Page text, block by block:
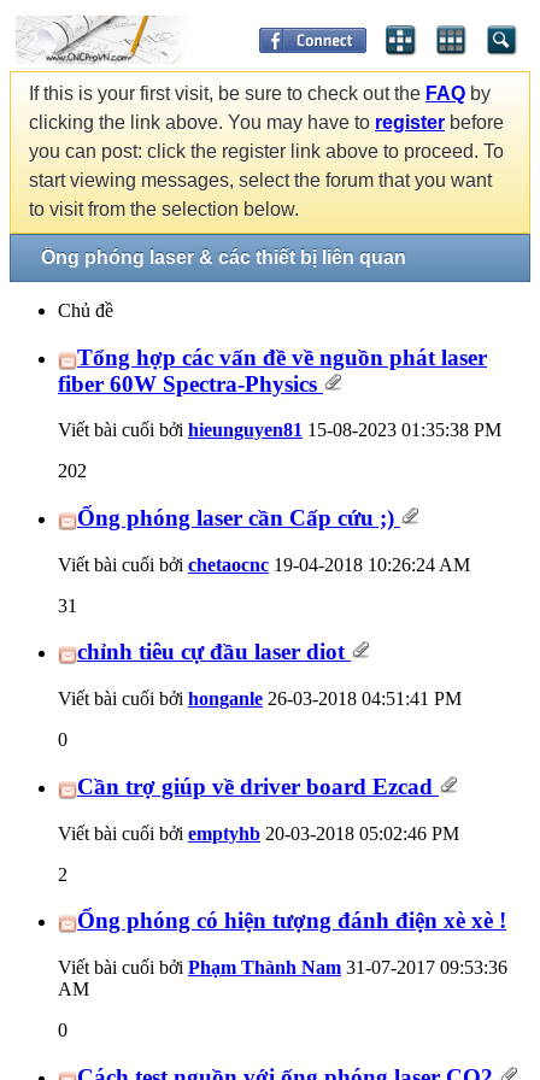
If this is your first visit, be sure to check out the FAQ by
clicking the link above. You may have to register before
you can post: click the register link above to proceed. To
start viewing messages, select the forum that you want
to visit from the selection below.
Ống phóng laser & các thiết bị liên quan
Chủ đề
Tổng hợp các vấn đề về nguồn phát laser
fiber 60W Spectra-Physics
Viết bài cuối bởi hieunguyen81 15-08-2023 01:35:38 PM
202
Ống phóng laser cần Cấp cứu ;)
Viết bài cuối bởi chetaocnc 19-04-2018 10:26:24 AM
31
chỉnh tiêu cự đầu laser diot
Viết bài cuối bởi honganle 26-03-2018 04:51:41 PM
0
Cần trợ giúp về driver board Ezcad
Viết bài cuối bởi emptyhb 20-03-2018 05:02:46 PM
2
Ống phóng có hiện tượng đánh điện xè xè !
Viết bài cuối bởi Phạm Thành Nam 31-07-2017 09:53:36
AM
0